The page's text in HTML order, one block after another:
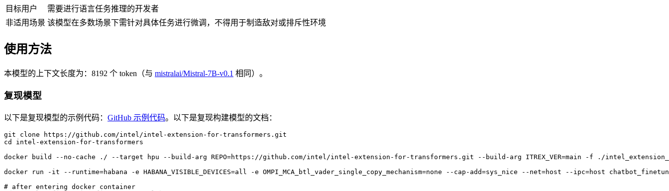
目标用户
需要进行语言任务推理的开发者
非适用场景 该模型在多数场景下需针对具体任务进行微调，不得用于制造敌对或排斥性环境
使用方法
本模型的上下文长度为：8192 个 token（与 mistralai/Mistral-7B-v0.1 相同）。
复现模型
以下是复现模型的示例代码： GitHub 示例代码。以下是复现构建模型的文档：
git clone https://github.com/intel/intel-extension-for-transformers.git
cd intel-extension-for-transformers
docker build --no-cache ./ --target hpu --build-arg REPO=https://github.com/intel/intel-extension-for-transformers.git --build-arg ITREX_VER=main -f ./
docker run -it --runtime=habana -e HABANA_VISIBLE_DEVICES=all -e OMPI_MCA_btl_vader_single_copy_mechanism=none --cap-add=sys_nice --net=host --ipc=host
# after entering docker container